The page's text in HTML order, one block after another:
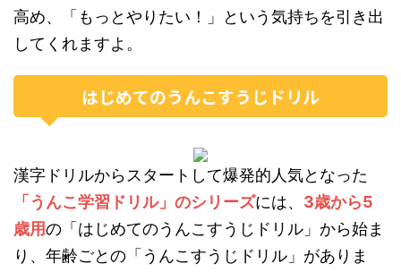
高め、「もっとやりたい！」という気持ちを引き出
してくれますよ。
はじめてのうんこすうじドリル
漢字ドリルからスタートして爆発的人気となった
「うんこ学習ドリル」のシリーズには、 3歳から5
歳用の「はじめてのうんこすうじドリル」から始ま
り、年齢ごとの「うんこすうじドリル」がありま